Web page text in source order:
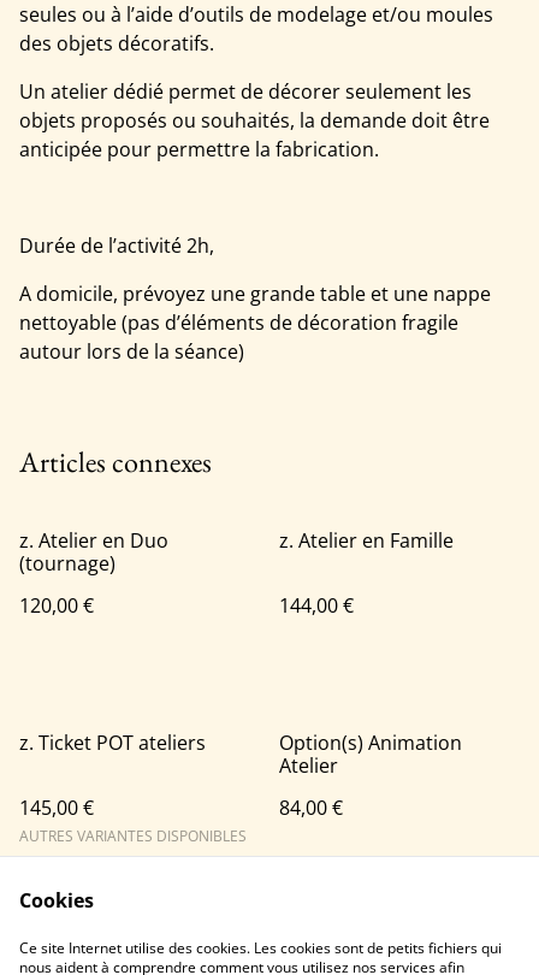
seules ou à l’aide d’outils de modelage et/ou moules
des objets décoratifs.
Un atelier dédié permet de décorer seulement les
objets proposés ou souhaités, la demande doit être
anticipée pour permettre la fabrication.
Durée de l’activité 2h,
A domicile, prévoyez une grande table et une nappe
nettoyable (pas d’éléments de décoration fragile
autour lors de la séance)
Articles connexes
z. Atelier en Duo
(tournage)
120,00 €
z. Atelier en Famille
144,00 €
z. Ticket POT ateliers
145,00 €
AUTRES VARIANTES DISPONIBLES
Option(s) Animation
Atelier
84,00 €
Cookies
Ce site Internet utilise des cookies. Les cookies sont de petits fichiers qui
nous aident à comprendre comment vous utilisez nos services afin